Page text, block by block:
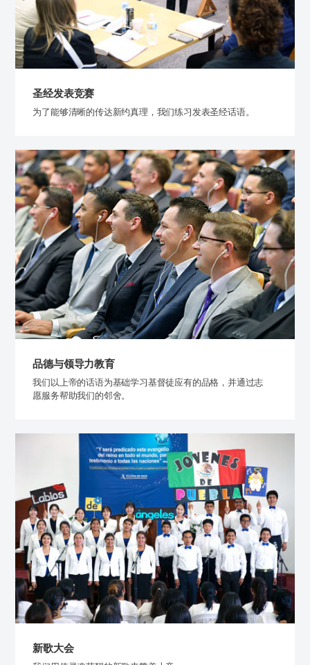
圣经发表竞赛
为了能够清晰的传达新约真理，我们练习发表圣经话语。
品德与领导力教育
我们以上帝的话语为基础学习基督徒应有的品格，并通过志
愿服务帮助我们的邻舍。
新歌大会